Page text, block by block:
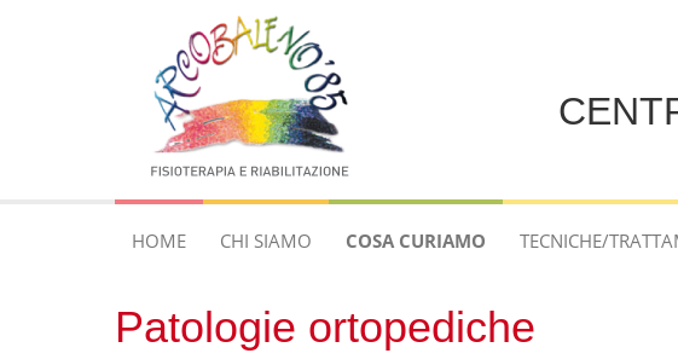
HOME CHI SIAMO COSA CURIAMO TECNICHE/
Patologie ortopediche